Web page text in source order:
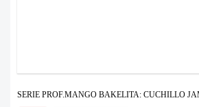
SERIE PROF.MANGO BAKELITA: CUCHILLO